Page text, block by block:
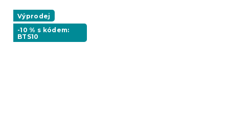
Výprodej
-10 % s kódem:
BTS10